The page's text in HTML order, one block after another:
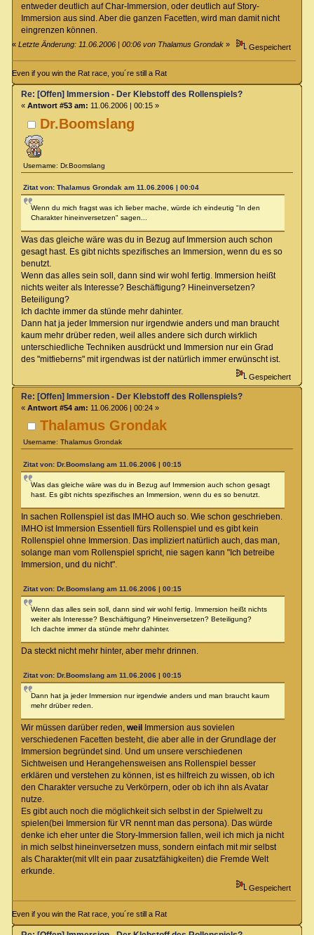
entweder deutlich auf Char-Immersion, oder deutlich auf Story-
Immersion aus sind. Aber die ganzen Facetten, wird man damit nicht
eingrenzen können.
«Letzte Änderung: 11.06.2006 | 00:06 von Thalamus Grondak » Gespeichert
Even if you win the Rat race, you´re still a Rat
Dr.Boomslang
Username: Dr.Boomslang
Re: [Offen] Immersion - Der Klebstoff des Rollenspiels?
« Antwort #53 am: 11.06.2006 | 00:15 »
Zitat von: Thalamus Grondak am 11.06.2006 | 00:04
Wenn du mich fragst was ich lieber mache, würde ich eindeutig "In den
Charakter hineinversetzen" sagen...
Was das gleiche wäre was du in Bezug auf Immersion auch schon
gesagt hast. Es gibt nichts spezifisches an Immersion, wenn du es so
benutzt.
Wenn das alles sein soll, dann sind wir wohl fertig. Immersion heißt
nichts weiter als Interesse? Beschäftigung? Hineinversetzen?
Beteiligung?
Ich dachte immer da stünde mehr dahinter.
Dann hat ja jeder Immersion nur irgendwie anders und man braucht
kaum mehr drüber reden, weil alles andere sich durch wirklich
unterschiedliche Techniken ausdrückt und Immersion nur ein Grad
des "mitfieberns" mit irgendwas ist der natürlich immer erwünscht ist.
Gespeichert
Thalamus Grondak
Username: Thalamus Grondak
Re: [Offen] Immersion - Der Klebstoff des Rollenspiels?
« Antwort #54 am: 11.06.2006 | 00:24 »
Zitat von: Dr.Boomslang am 11.06.2006 | 00:15
Was das gleiche wäre was du in Bezug auf Immersion auch schon gesagt
hast. Es gibt nichts spezifisches an Immersion, wenn du es so benutzt.
In sachen Rollenspiel ist das IMHO auch so. Wie schon geschrieben.
IMHO ist Immersion Essentiell fürs Rollenspiel und es gibt kein
Rollenspiel ohne Immersion. Das impliziert natürlich auch, das man,
solange man vom Rollenspiel spricht, nie sagen kann "Ich betreibe
Immersion, und du nicht".
Zitat von: Dr.Boomslang am 11.06.2006 | 00:15
Wenn das alles sein soll, dann sind wir wohl fertig. Immersion heißt nichts
weiter als Interesse? Beschäftigung? Hineinversetzen? Beteiligung?
Ich dachte immer da stünde mehr dahinter.
Da steckt nicht mehr hinter, aber mehr drinnen.
Zitat von: Dr.Boomslang am 11.06.2006 | 00:15
Dann hat ja jeder Immersion nur irgendwie anders und man braucht kaum
mehr drüber reden.
Wir müssen darüber reden, weilImmersion aus sovielen
verschiedenen Facetten besteht, die aber alle in der Grundlage der
Immersion begründet sind. Und um unsere verschiedenen
Sichtweisen und Herangehensweisen ans Rollenspiel besser
erklären und verstehen zu können, ist es hilfreich zu wissen, ob ich
den Charakter versuche zu Verkörpern, oder ob ich ihn als Avatar
nutze.
Es gibt auch noch die möglichkeit sich selbst in der Spielwelt zu
spielen(bei Immersion für VR nennt man das persona). Das würde
denke ich eher unter die Story-Immersion fallen, weil ich mich ja nicht
in mich selbst hineinversetzen muss, sondern einfach mit mir selbst
als Charakter(mit vllt ein paar zusatzfähigkeiten) die Fremde Welt
erkunde.
Gespeichert
Even if you win the Rat race, you´re still a Rat